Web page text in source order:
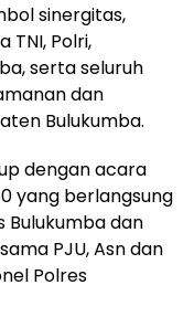
sinergitas,
TNI, Polri,
serta seluruh
dan
Bulukumba.
dengan acara
yang berlangsung
Bulukumba dan
PJU, Asn dan
Polres